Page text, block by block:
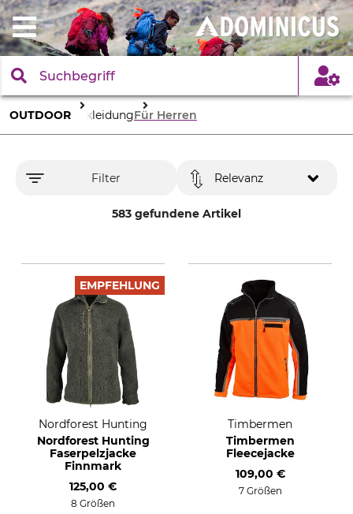
OUTDOOR BekleidungFür Herren
Filter
583 gefundene Artikel
Relevanz
EMPFEHLUNG
Nordforest Hunting
Nordforest Hunting
Faserpelzjacke
Finnmark
125,00 €
8 Größen
Timbermen
Timbermen
Fleecejacke
109,00 €
7 Größen